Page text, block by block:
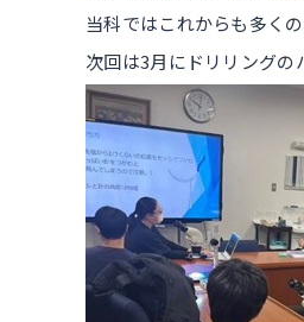
当科ではこれからも多く
次回は3月にドリリングの